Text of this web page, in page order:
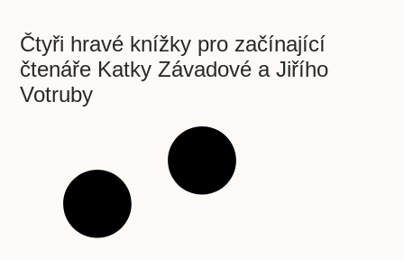
Čtyři hravé knížky pro začínající
čtenáře Katky Závadové a Jiřího
Votruby